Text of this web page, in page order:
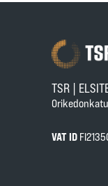
TSR |
VAT ID